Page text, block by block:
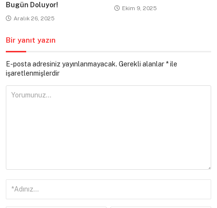
Bugün Doluyor!
Aralık 26, 2025
Ekim 9, 2025
Bir yanıt yazın
E-posta adresiniz yayınlanmayacak. Gerekli alanlar *ile
işaretlenmişlerdir